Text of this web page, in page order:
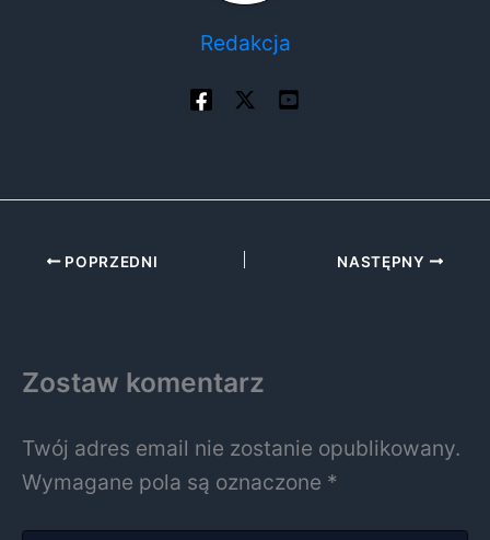
Redakcja
POPRZEDNI NASTĘPNY
Zostaw komentarz
Twój adres email nie zostanie opublikowany.
Wymagane pola są oznaczone *